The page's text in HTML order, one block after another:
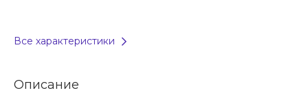
Все характеристики
Описание